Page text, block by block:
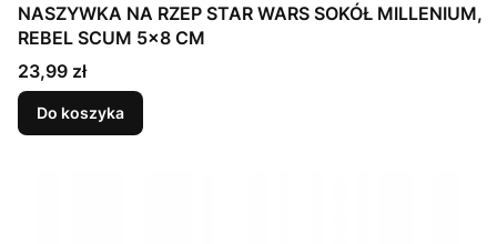
NASZYWKA NA RZEP STAR WARS SOKÓŁ MILLENIUM,
REBEL SCUM 5x8 CM
Cena
23,99 zł
Do koszyka